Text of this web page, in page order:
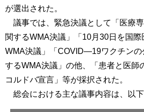
が選出された。
議事では、緊急決議として「医療
関するWMA決議」「10月30日を国
WMA決議」「COVID―19ワクチンの
するWMA決議」の他、「患者と医師
コルドバ宣言」等が採択された。
総会における主な議事内容は、以下